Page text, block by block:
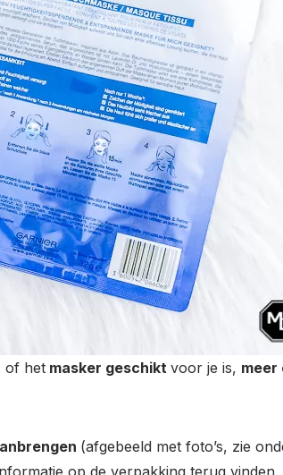
of het masker geschikt voor je is, meer
(afgebeeld met foto’s, zie
op de verpakking terug vinden.